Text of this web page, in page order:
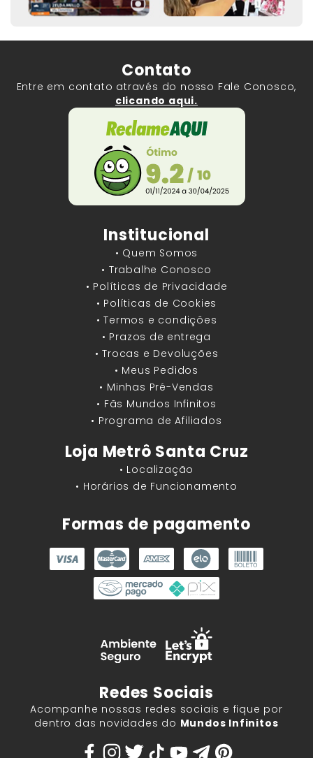
Contato
Entre em contato através do nosso Fale Conosco,
clicando aqui.
Institucional
• Quem Somos
• Trabalhe Conosco
• Políticas de Privacidade
• Políticas de Cookies
• Termos e condições
• Prazos de entrega
• Trocas e Devoluções
• Meus Pedidos
• Minhas Pré-Vendas
• Fãs Mundos Infinitos
• Programa de Afiliados
Loja Metrô Santa Cruz
• Localização
• Horários de Funcionamento
Formas de pagamento
Redes Sociais
Acompanhe nossas redes sociais e fique por
dentro das novidades do Mundos Infinitos